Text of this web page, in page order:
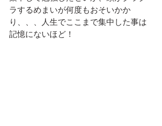
ラするめまいが何度もおそいかか
り、、、人生でここまで集中した事は
記憶にないほど！